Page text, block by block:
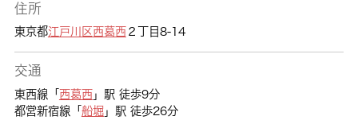
住所
東京都江戸川区 西葛西 ２丁目8-14
交通
東西線「 西葛西」駅 徒歩9分
都営新宿線「 船堀」駅 徒歩26分